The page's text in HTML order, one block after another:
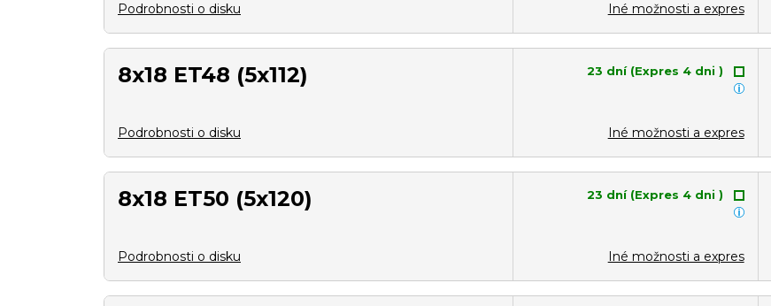
Podrobnosti o disku Iné možnosti a expres
8x18 ET48 (5x112)
Podrobnosti o disku
23 dní (Expres 4 dni )
Iné možnosti a expres
8x18 ET50 (5x120)
Podrobnosti o disku
23 dní (Expres 4 dni )
Iné možnosti a expres